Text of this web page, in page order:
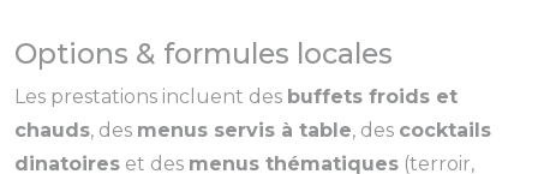
Options & formules locales
Les prestations incluent des buffets froids et
chauds, des menus servis à table, des cocktails
dinatoires et des menus thématiques (terroir,